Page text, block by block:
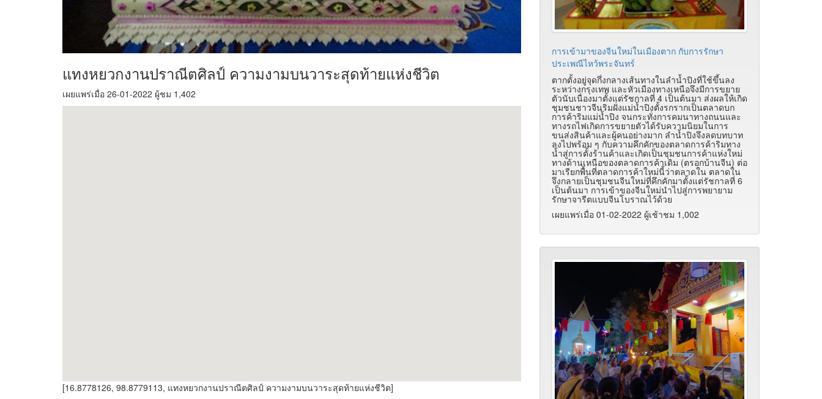
แทงหยวกงานปราณีตศิลป์ ความงามบนวาระสุดท้ายแห่งชีวิต
เผยแพร่เมื่อ 26-01-2022 ผู้ชม 1,402
[16.8778126, 98.8779113, แทงหยวกงานปราณีตศิลป์ ความงามบนวาระสุดท้ายแห่งชีวิต]
การเข้ามาของจีนใหม่ในเมืองตาก กับการรักษา
ประเพณีไหว้พระจันทร์
ตากตั้งอยู่จุดกึ่งกลางเส้นทางในลำน้ำปิงที่ใช้ขึ้นลง
ระหว่างกรุงเทพ และหัวเมืองทางเหนือจึงมีการขยาย
ตัวนับเนื่องมาตั้งแต่รัชกาลที่ 4 เป็นต้นมา ส่งผลให้เกิด
ชุมชนชาวจีนริมฝั่งแม่น้ำปิงตั้งรกรากเป็นตลาดบก
การค้าริมแม่น้ำปิง จนกระทั่งการคมนาทางถนนและ
ทางรถไฟเกิดการขยายตัวได้รับความนิยมในการ
ขนส่งสินค้าและผู้คนอย่างมาก ลำน้ำปิงจึงลดบทบาท
ลงไปพร้อม ๆ กับความคึกคักของตลาดการค้าริมทาง
น้ำสู่การตั้งร้านค้าและเกิดเป็นชุมชนการค้าแห่งใหม่
ทางด้านเหนือของตลาดการค้าเดิม (ตรอกบ้านจีน) ต่อ
มาเรียกพื้นที่ตลาดการค้าใหม่นี้ว่าตลาดใน ตลาดใน
จึงกลายเป็นชุมชนจีนใหม่ที่คึกคักมาตั้งแต่รัชกาลที่ 6
เป็นต้นมา การเข้าของจีนใหม่นำไปสู่การพยายาม
รักษาจารีตแบบจีนโบราณไว้ด้วย
เผยแพร่เมื่อ 01-02-2022 ผู้เช้าชม 1,002